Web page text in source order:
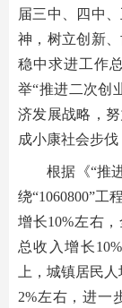
届三中、四中
神，树立创新
稳中求进工作
举“推进二次创
济发展战略，
成小康社会步伐
根据《“推
绕“1060800”工
增长10%左右
总收入增长
上，城镇居民
2%左右，进一